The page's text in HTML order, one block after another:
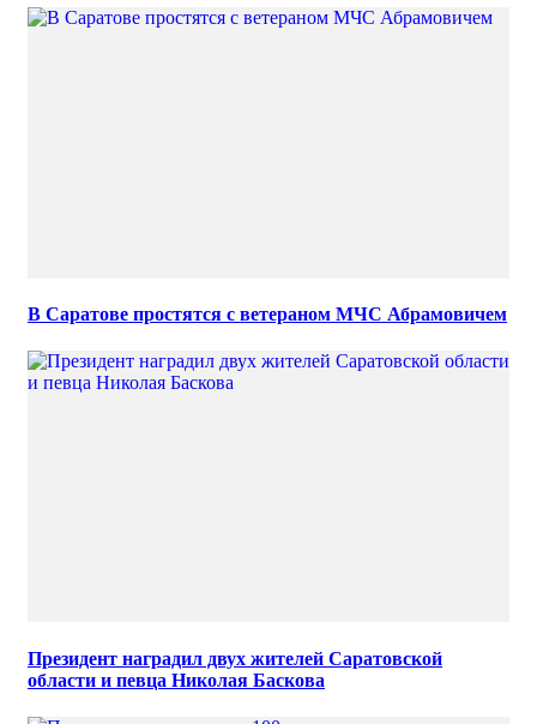
В Саратове простятся с ветераном МЧС Абрамовичем
Президент наградил двух жителей Саратовской
области и певца Николая Баскова